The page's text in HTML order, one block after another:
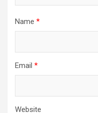
Name *
Email *
Website